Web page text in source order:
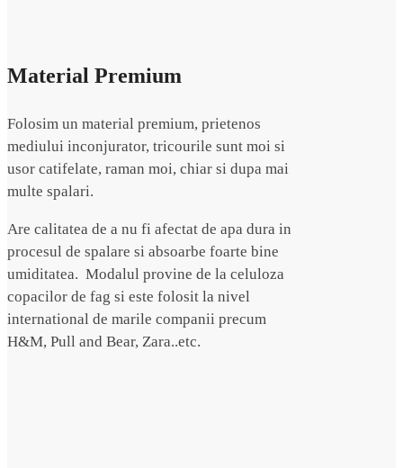
Material Premium
Folosim un material premium, prietenos
mediului inconjurator, tricourile sunt moi si
usor catifelate, raman moi, chiar si dupa mai
multe spalari.
Are calitatea de a nu fi afectat de apa dura in
procesul de spalare si absoarbe foarte bine
umiditatea. Modalul provine de la celuloza
copacilor de fag si este folosit la nivel
international de marile companii precum
H&M, Pull and Bear, Zara..etc.